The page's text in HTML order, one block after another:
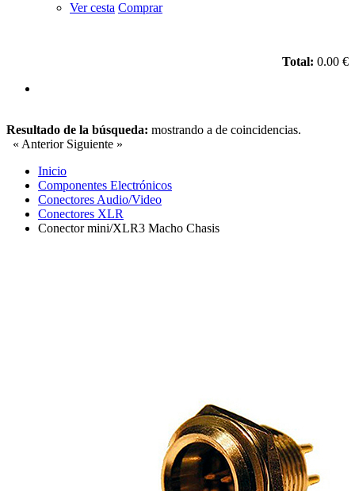
Ver cesta Comprar
Total: 0.00 €
Resultado de la búsqueda: mostrando a de coincidencias.
« Anterior Siguiente »
Inicio
Componentes Electrónicos
Conectores Audio/Video
Conectores XLR
Conector mini/XLR3 Macho Chasis